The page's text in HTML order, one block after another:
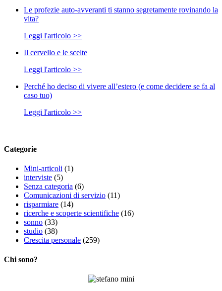
Le profezie auto-avveranti ti stanno segretamente rovinando la
vita?
Leggi l'articolo >>
Il cervello e le scelte
Leggi l'articolo >>
Perché ho deciso di vivere all’estero (e come decidere se fa al
caso tuo)
Leggi l'articolo >>
Categorie
Mini-articoli (1)
interviste (5)
Senza categoria (6)
Comunicazioni di servizio (11)
risparmiare (14)
ricerche e scoperte scientifiche (16)
sonno (33)
studio (38)
Crescita personale (259)
Chi sono?